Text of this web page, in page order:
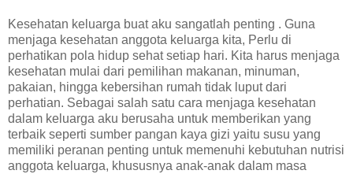
Kesehatan keluarga buat aku sangatlah penting . Guna
menjaga kesehatan anggota keluarga kita, Perlu di
perhatikan pola hidup sehat setiap hari. Kita harus menjaga
kesehatan mulai dari pemilihan makanan, minuman,
pakaian, hingga kebersihan rumah tidak luput dari
perhatian. Sebagai salah satu cara menjaga kesehatan
dalam keluarga aku berusaha untuk memberikan yang
terbaik seperti sumber pangan kaya gizi yaitu susu yang
memiliki peranan penting untuk memenuhi kebutuhan nutrisi
anggota keluarga, khususnya anak-anak dalam masa